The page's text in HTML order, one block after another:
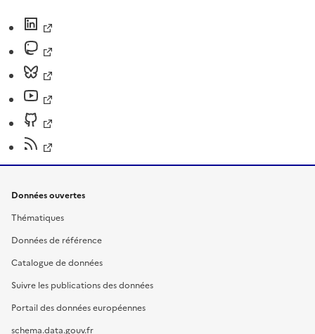
Données ouvertes
Thématiques
Données de référence
Catalogue de données
Suivre les publications des données
Portail des données européennes
schema.data.gouv.fr